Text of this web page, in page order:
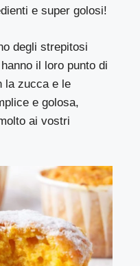
e super golosi!
degli strepitosi
il loro punto di
la zucca e le
e golosa,
ai vostri